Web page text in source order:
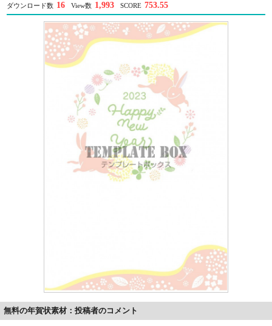
ダウンロード数 16 View数 1,993 SCORE 753.55
無料の年賀状素材：投稿者のコメント